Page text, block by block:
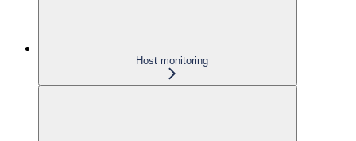
Host monitoring